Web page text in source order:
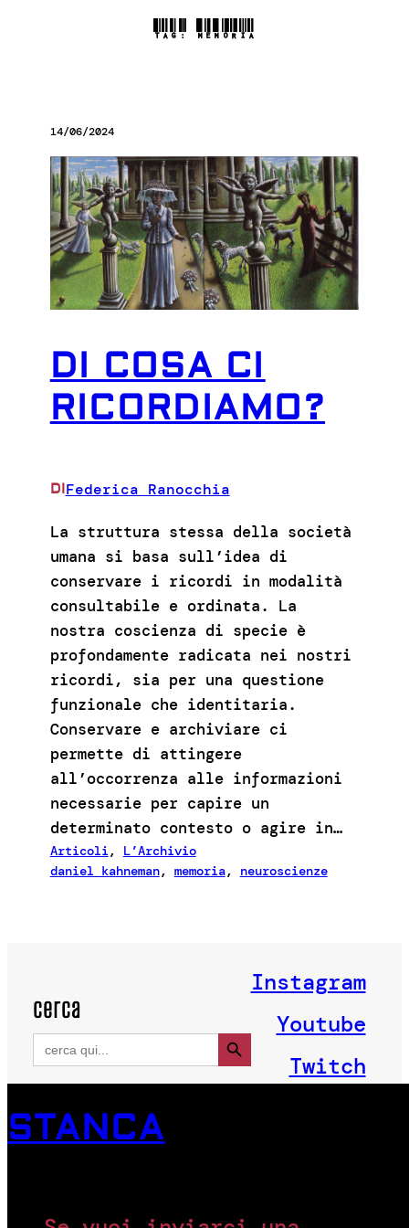
TAG: MEMORIA
14/06/2024
DI COSA CI
RICORDIAMO?
DIFederica Ranocchia
La struttura stessa della società
umana si basa sull’idea di
conservare i ricordi in modalità
consultabile e ordinata. La
nostra coscienza di specie è
profondamente radicata nei nostri
ricordi, sia per una questione
funzionale che identitaria.
Conservare e archiviare ci
permette di attingere
all’occorrenza alle informazioni
necessarie per capire un
determinato contesto o agire in…
Articoli, L’Archivio
daniel kahneman, memoria, neuroscienze
cerca
Search
for:
Search Button
Instagram
Youtube
Twitch
STANCA